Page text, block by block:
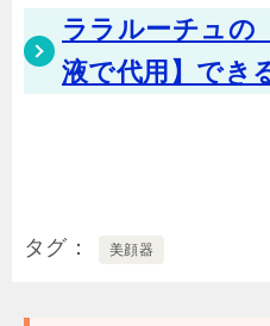
ララルーチュの
液で代用】でき
タグ 美顔器